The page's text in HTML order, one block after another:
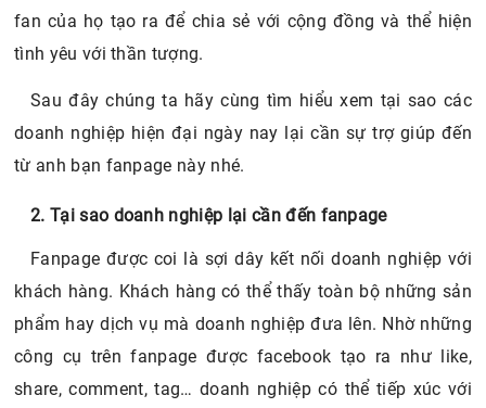
fan của họ tạo ra để chia sẻ với cộng đồng và thể hiện
tình yêu với thần tượng.
Sau đây chúng ta hãy cùng tìm hiểu xem tại sao các
doanh nghiệp hiện đại ngày nay lại cần sự trợ giúp đến
từ anh bạn fanpage này nhé.
2. Tại sao doanh nghiệp lại cần đến fanpage
Fanpage được coi là sợi dây kết nối doanh nghiệp với
khách hàng. Khách hàng có thể thấy toàn bộ những sản
phẩm hay dịch vụ mà doanh nghiệp đưa lên. Nhờ những
công cụ trên fanpage được facebook tạo ra như like,
share, comment, tag… doanh nghiệp có thể tiếp xúc với